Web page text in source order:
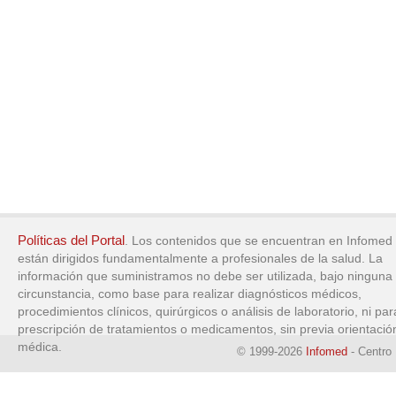
Políticas del Portal. Los contenidos que se encuentran en Infomed
están dirigidos fundamentalmente a profesionales de la salud. La
información que suministramos no debe ser utilizada, bajo ninguna
circunstancia, como base para realizar diagnósticos médicos,
procedimientos clínicos, quirúrgicos o análisis de laboratorio, ni
prescripción de tratamientos o medicamentos, sin previa
médica.
© 1999-2026 Infomed - Centro